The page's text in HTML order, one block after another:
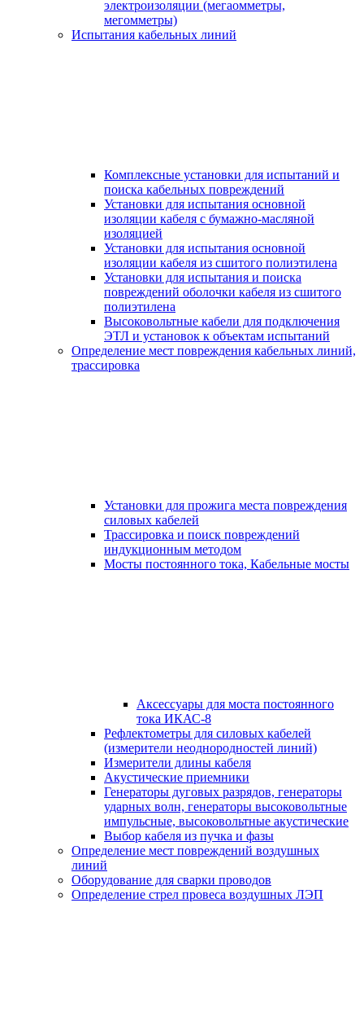
электроизоляции (мегаомметры,
мегомметры)
Испытания кабельных линий
Комплексные установки для испытаний и
поиска кабельных повреждений
Установки для испытания основной
изоляции кабеля с бумажно-масляной
изоляцией
Установки для испытания основной
изоляции кабеля из сшитого полиэтилена
Установки для испытания и поиска
повреждений оболочки кабеля из сшитого
полиэтилена
Высоковольтные кабели для подключения
ЭТЛ и установок к объектам испытаний
Определение мест повреждения кабельных линий,
трассировка
Установки для прожига места повреждения
силовых кабелей
Трассировка и поиск повреждений
индукционным методом
Мосты постоянного тока, Кабельные мосты
Аксессуары для моста постоянного
тока ИКАС-8
Рефлектометры для силовых кабелей
(измерители неоднородностей линий)
Измерители длины кабеля
Акустические приемники
Генераторы дуговых разрядов, генераторы
ударных волн, генераторы высоковольтные
импульсные, высоковольтные акустические
Выбор кабеля из пучка и фазы
Определение мест повреждений воздушных
линий
Оборудование для сварки проводов
Определение стрел провеса воздушных ЛЭП